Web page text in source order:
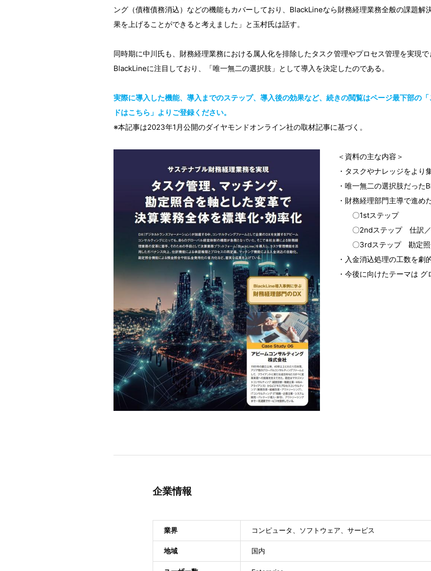
ング（債権債務消込）などの機能もカバーしており、BlackLineなら財務経理業務全般の課題解
果を上げることができると考えました」と玉村氏は話す。
同時期に中川氏も、財務経理業務における属人化を排除したタスク管理やプロセス管理を実現
BlackLineに注目しており、「唯一無二の選択肢」として導入を決定したのである。
実際に導入した機能、導入までのステップ、導入後の効果など、続きの閲覧はページ最下部の
ドはこちら」よりご登録ください。
※本記事は2023年1月公開のダイヤモンドオンライン社の取材記事に基づく。
＜資料の主な内容＞
・タスクやナレッジをより
・唯一無二の選択肢だった
・財務経理部門主導で進
〇1stステップ
〇2ndステップ 仕訳／
〇3rdステップ 勘定照
・入金消込処理の工数を劇
・今後に向けたテーマは
企業情報
業界 コンピュータ、ソフトウェア、サービス
地域 国内